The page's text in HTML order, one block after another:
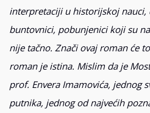
interpretaciji u historijskoj nauci,
buntovnici, pobunjenici koji su
nije tačno. Znači ovaj roman će
roman je istina. Mislim da je
prof. Envera Imamovića, jednog
putnika, jednog od najvećih